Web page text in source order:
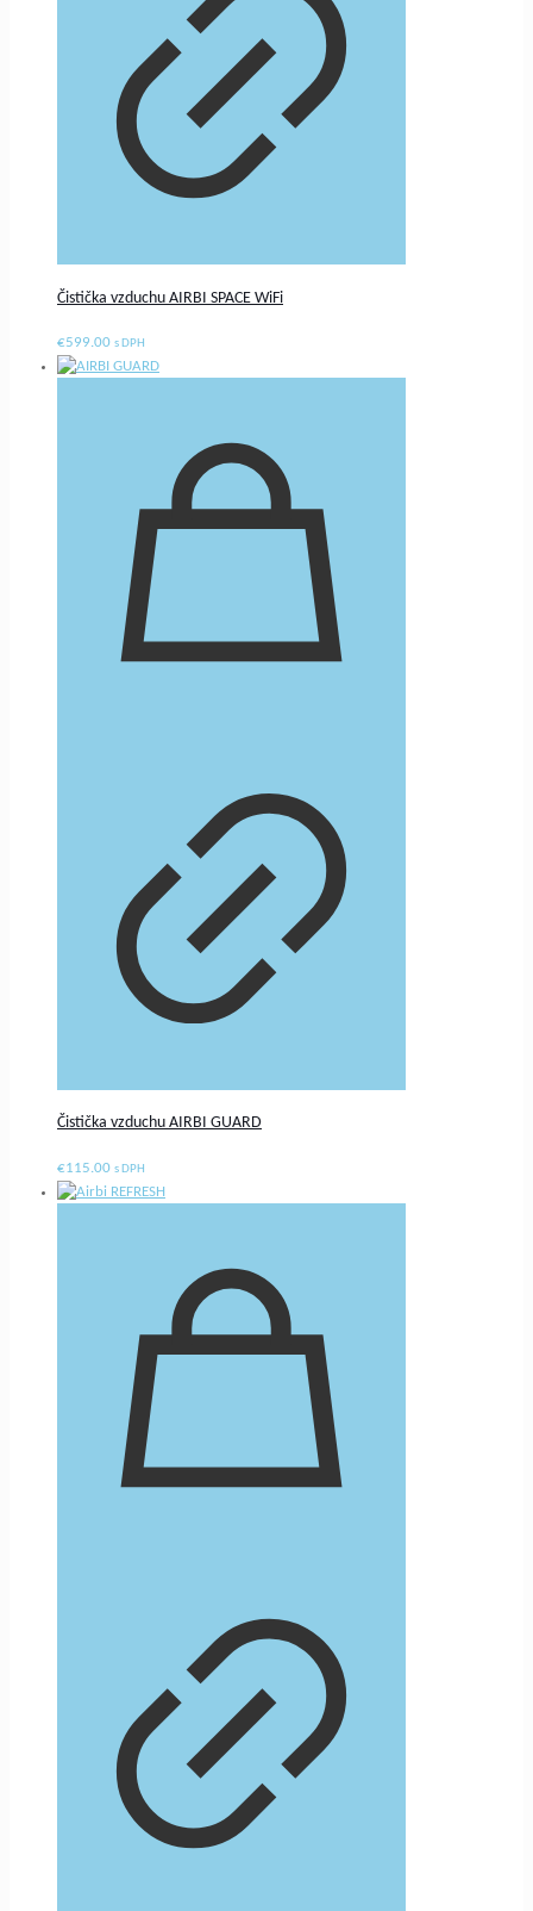
Čistička vzduchu AIRBI SPACE WiFi
€599.00 s DPH
Čistička vzduchu AIRBI GUARD
€115.00 s DPH